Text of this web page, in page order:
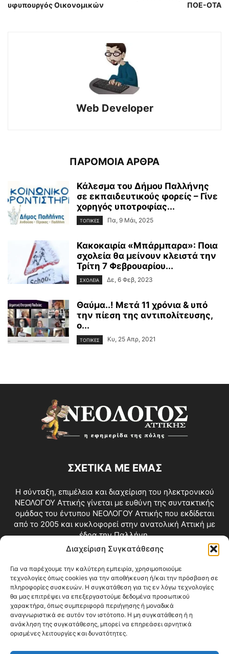
Διαχείριση Συγκατάθεσης
Για να παρέχουμε την καλύτερη εμπειρία, χρησιμοποιούμε
τεχνολογίες όπως cookies για την αποθήκευση ή/και την πρόσβαση σε
πληροφορίες συσκευών. Η συγκατάθεση για τις εν λόγω τεχνολογίες
θα μας επιτρέψει να επεξεργαστούμε δεδομένα προσωπικού
χαρακτήρα, όπως συμπεριφορά περιήγησης ή μοναδικά
αναγνωριστικά σε αυτόν τον ιστότοπο. Η μη συγκατάθεση ή η
ανάκληση της συγκατάθεσης, μπορεί να επηρεάσει αρνητικά
ορισμένες λειτουργίες και δυνατότητες.
υφυπουργός Οικονομικών
ΠΟΕ-ΟΤΑ
Web Developer
ΠΑΡΟΜΟΙΑ ΑΡΘΡΑ
Κάλεσμα του Δήμου Παλλήνης
σε εκπαιδευτικούς φορείς – Γίνε
χορηγός υποτροφίας...
ΤΟΠΙΚΕΣ Πα, 9 Μάι, 2025
Κακοκαιρία «Μπάρμπαρα»: Ποια
σχολεία θα μείνουν κλειστά την
Τρίτη 7 Φεβρουαρίου...
ΣΧΟΛΕΙΑ Δε, 6 Φεβ, 2023
Θαύμα..! Μετά 11 χρόνια & υπό
την πίεση της αντιπολίτευσης,
ο...
ΤΟΠΙΚΕΣ Κυ, 25 Απρ, 2021
ΣΧΕΤΙΚΑ ΜΕ ΕΜΑΣ
Η σύνταξη, επιμέλεια και διαχείριση του ηλεκτρονικού
ΝΕΟΛΟΓΟΥ Αττικής γίνεται με ευθύνη της συντακτικής
ομάδας του έντυπου ΝΕΟΛΟΓΟΥ Αττικής που εκδίδεται
από το 2005 και κυκλοφορεί στην ανατολική Αττική με
έδρα την Παλλήνη.
Επικοινωνία:info@neologosattikis.gr
ΑΚΟΛΟΥΘΗΣΕ ΜΑΣ